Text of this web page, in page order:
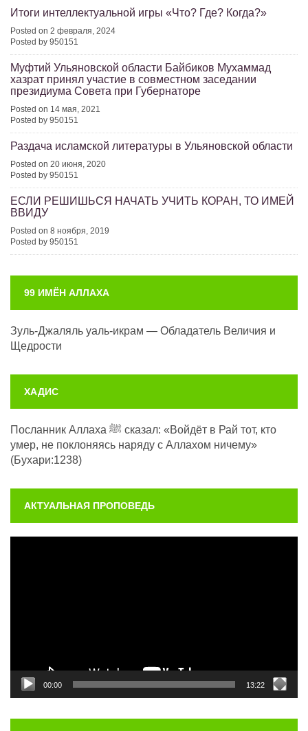
Итоги интеллектуальной игры «Что? Где? Когда?»
Posted on 2 февраля, 2024
Posted by 950151
Муфтий Ульяновской области Байбиков Мухаммад
хазрат принял участие в совместном заседании
президиума Совета при Губернаторе
Posted on 14 мая, 2021
Posted by 950151
Раздача исламской литературы в Ульяновской области
Posted on 20 июня, 2020
Posted by 950151
ЕСЛИ РЕШИШЬСЯ НАЧАТЬ УЧИТЬ КОРАН, ТО ИМЕЙ
ВВИДУ
Posted on 8 ноября, 2019
Posted by 950151
99 ИМЁН АЛЛАХА
Зуль-Джаляль уаль-икрам — Обладатель Величия и
Щедрости
ХАДИС
Посланник Аллаха ﷺ сказал: «Войдёт в Рай тот, кто
умер, не поклоняясь наряду с Аллахом ничему»
(Бухари:1238)
АКТУАЛЬНАЯ ПРОПОВЕДЬ
00:00 13:22